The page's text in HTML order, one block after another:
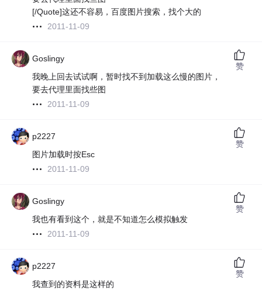
[/Quote]这还不容易，百度图片搜索，找个大的
2011-11-09
Goslingy
我晚上回去试试啊，暂时找不到加载这么慢的图片，
要去代理里面找些图
2011-11-09
赞
p2227
图片加载时按Esc
2011-11-09
赞
Goslingy
我也有看到这个，就是不知道怎么模拟触发
2011-11-09
赞
p2227
我查到的资料是这样的
赞